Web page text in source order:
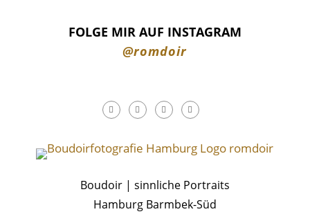
FOLGE MIR AUF INSTAGRAM
@romdoir
Boudoir | sinnliche Portraits
Hamburg Barmbek-Süd